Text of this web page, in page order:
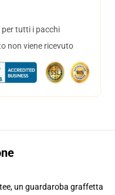
tutti i pacchi
non viene ricevuto
un guardaroba graffetta